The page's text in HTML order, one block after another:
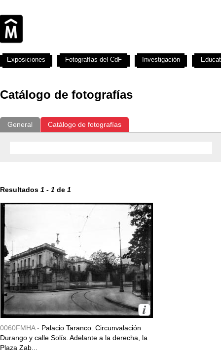
Catálogo de fotografías
General Catálogo de fotografías
Resultados 1 - 1 de 1
0060FMHA - Palacio Taranco. Circunvalación
Durango y calle Solís. Adelante a la derecha, la
Plaza Zab...
Exposiciones Fotografías del CdF Investigación